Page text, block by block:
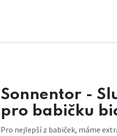
Sonnentor -
pro babičku
Pro nejlepší z babiček, máme